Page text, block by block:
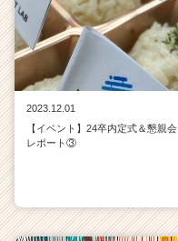
2023.12.01
【イベント】24卒内定式＆懇親会
レポート③